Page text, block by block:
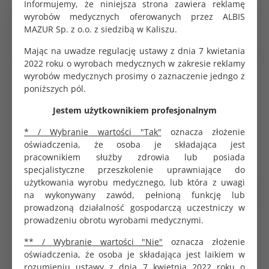
Informujemy, że niniejsza strona zawiera reklamę
wyrobów medycznych oferowanych przez ALBIS
MAZUR Sp. z o.o. z siedzibą w Kaliszu.
Mając na uwadze regulację ustawy z dnia 7 kwietania
2022 roku o wyrobach medycznych w zakresie reklamy
wyrobów medycznych prosimy o zaznaczenie jedngo z
poniższych pól.
Jestem użytkownikiem profesjonalnym
* / Wybranie wartości "Tak" oznacza złożenie
oświadczenia, że osoba je składająca jest
pracownikiem służby zdrowia lub posiada
specjalistyczne przeszkolenie uprawniające do
użytkowania wyrobu medycznego, lub która z uwagi
na wykonywany zawód, pełnioną funkcję lub
prowadzoną działalność gospodarczą uczestniczy w
prowadzeniu obrotu wyrobami medycznymi.
** / Wybranie wartości "Nie" oznacza złożenie
oświadczenia, że osoba je składająca jest laikiem w
rozumieniu ustawy z dnia 7 kwietnia 2022 roku o
18.43 zł
DO KOSZYKA
36.94 zł
DO KOSZYKA
Serwety i podkłady medyczne
MedixPro PF serweta w rolce 80
odcinków z perforacją 38x50cm
KOD PRODUKTU:
G0048
Serwety i podkłady medyczne
MedixPro PF serweta w rolce 80
odcinków z perforacją 38x50cm
KOD PRODUKTU:
G0038